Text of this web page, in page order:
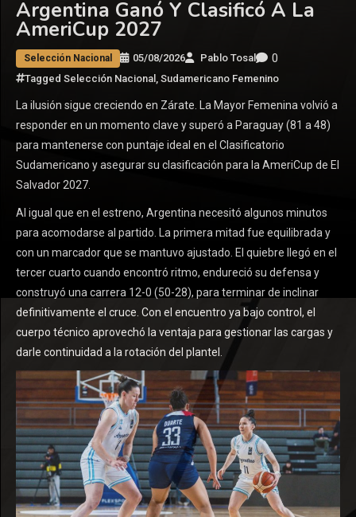
Argentina Ganó Y Clasificó A La
AmeriCup 2027
Selección Nacional 05/08/2026 Pablo Tosal 0
Tagged Selección Nacional Sudamericano Femenino
La ilusión sigue creciendo en Zárate. La Mayor Femenina volvió a
responder en un momento clave y superó a Paraguay (81 a 48)
para mantenerse con puntaje ideal en el Clasificatorio
Sudamericano y asegurar su clasificación para la AmeriCup de El
Salvador 2027.
Al igual que en el estreno, Argentina necesitó algunos minutos
para acomodarse al partido. La primera mitad fue equilibrada y
con un marcador que se mantuvo ajustado. El quiebre llegó en el
tercer cuarto cuando encontró ritmo, endureció su defensa y
construyó una carrera 12-0 (50-28), para terminar de inclinar
definitivamente el cruce. Con el encuentro ya bajo control, el
cuerpo técnico aprovechó la ventaja para gestionar las cargas y
darle continuidad a la rotación del plantel.